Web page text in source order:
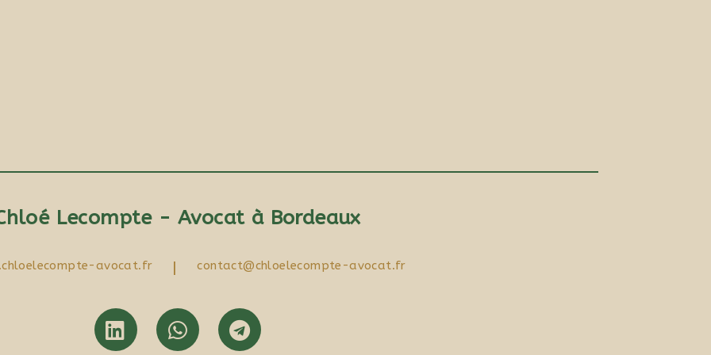
Lecompte - Avocat à Bordeaux
avocat.fr | contact@chloelecompte-avocat.fr